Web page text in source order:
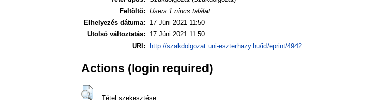
Feltöltő:
Users 1 nincs találat.
Elhelyezés dátuma:
17 Júni 2021 11:50
Utolsó változtatás:
17 Júni 2021 11:50
URI:
http://szakdolgozat.uni-eszterhazy.hu/id/eprint/4942
Actions (login required)
Tétel szekesztése